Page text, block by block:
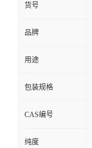
货号
品牌
用途
包装规格
CAS编号
纯度